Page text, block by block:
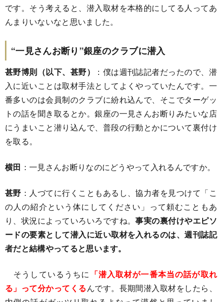
です。そう考えると、潜入取材を本格的にしてる人ってあ
んまりいないなと思いました。
“一見さんお断り”銀座のクラブに潜入
甚野博則（以下、甚野）
：僕は週刊誌記者だったので、潜
入に近いことは取材手法としてよくやっていたんです。一
番多いのは会員制のクラブに紛れ込んで、そこでターゲッ
トの話を聞き取るとか。銀座の一見さんお断りみたいな店
にうまいこと潜り込んで、普段の行動とかについて裏付け
を取る。
横田 ：一見さんお断りなのにどうやって入れるんですか。
甚野 ：人づてに行くこともあるし、協力者を見つけて「こ
の人の紹介という体にしてください」って頼むこともあ
り、状況によっていろいろですね。事実の裏付けやエピソ
ードの要素として潜入に近い取材を入れるのは、週刊誌記
者だと結構やってると思います。
そうしているうちに 「潜入取材が一番本当の話が取れ
る」って分かってくるんです。長期間潜入取材をしたら、